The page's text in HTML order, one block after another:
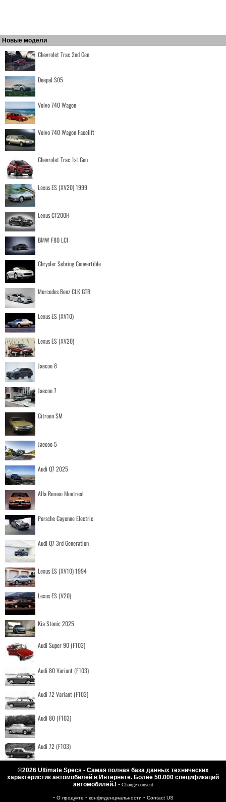
Новые модели
Chevrolet Trax 2nd Gen
Deepal S05
Volvo 740 Wagon
Volvo 740 Wagon Facelift
Chevrolet Trax 1st Gen
Lexus ES (XV20) 1999
Lexus CT200H
BMW F80 LCI
Chrysler Sebring Convertible
Mercedes Benz CLK GTR
Lexus ES (XV10)
Lexus ES (XV20)
Jaecoo 8
Jaecoo 7
Citroen SM
Jaecoo 5
Audi Q7 2025
Alfa Romeo Montreal
Porsche Cayenne Electric
Audi Q7 3rd Generation
Lexus ES (XV10) 1994
Lexus ES (V20)
Kia Stonic 2025
Audi Super 90 (F103)
Audi 80 Variant (F103)
Audi 72 Variant (F103)
Audi 80 (F103)
Audi 72 (F103)
©2026 Ultimate Specs - Самая полная база данных технических
характеристик автомобилей в Интернете. Более 50.000 спецификаций
автомобилей.! - Change consent
- О продукте - конфиденциальности - Contact US